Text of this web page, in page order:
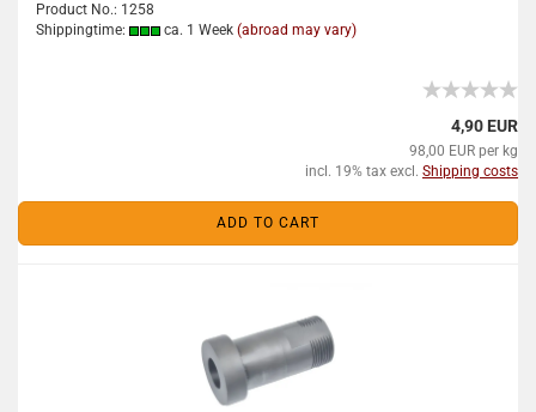
Product No.: 1258
Shippingtime:
ca. 1 Week (abroad may vary)
4,90 EUR
98,00 EUR per kg
incl. 19% tax excl. Shipping costs
ADD TO CART